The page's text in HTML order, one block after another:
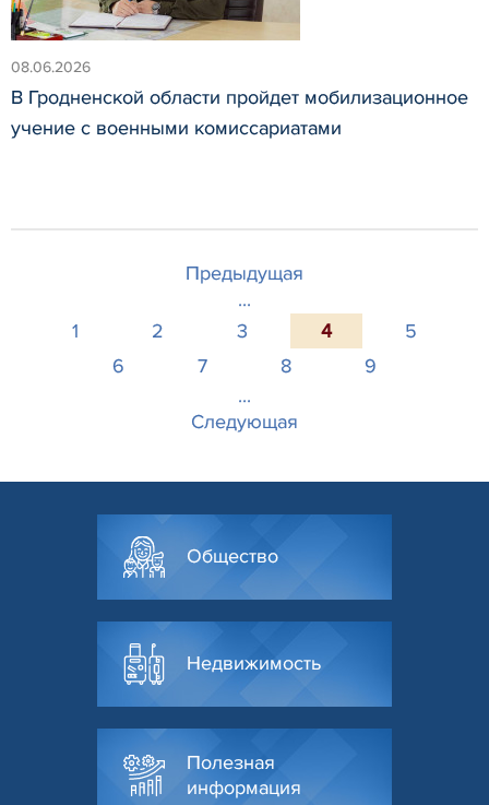
08.06.2026
В Гродненской области пройдет мобилизационное
учение с военными комиссариатами
Предыдущая
...
1
2 3 4
5
6
7 8
9
...
Следующая
Общество
Недвижимость
Полезная
информация